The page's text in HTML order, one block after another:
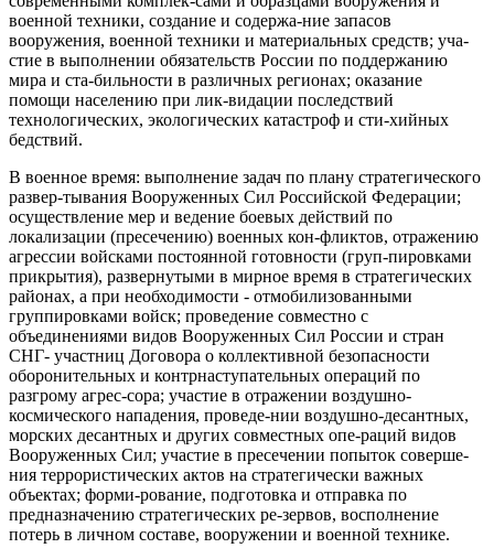
военной техники, создание и содержа-ние запасов
вооружения, военной техники и материальных средств; уча-
стие в выполнении обязательств России по поддержанию
мира и ста-бильности в различных регионах; оказание
помощи населению при лик-видации последствий
технологических, экологических катастроф и сти-хийных
бедствий.
В военное время: выполнение задач по плану стратегического
развер-тывания Вооруженных Сил Российской Федерации;
осуществление мер и ведение боевых действий по
локализации (пресечению) военных кон-фликтов, отражению
агрессии войсками постоянной готовности (груп-пировками
прикрытия), развернутыми в мирное время в стратегических
районах, а при необходимости - отмобилизованными
группировками войск; проведение совместно с
объединениями видов Вооруженных Сил России и стран
СНГ- участниц Договора о коллективной безопасности
оборонительных и контрнаступательных операций по
разгрому агрес-сора; участие в отражении воздушно-
космического нападения, проведе-нии воздушно-десантных,
морских десантных и других совместных опе-раций видов
Вооруженных Сил; участие в пресечении попыток соверше-
ния террористических актов на стратегически важных
объектах; форми-рование, подготовка и отправка по
предназначению стратегических ре-зервов, восполнение
потерь в личном составе, вооружении и военной технике.